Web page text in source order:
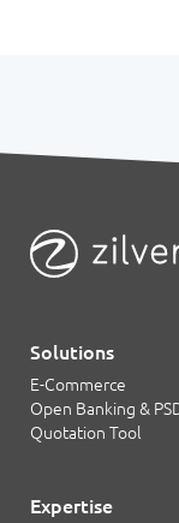
Solutions
E-Commerce
Open Banking &
Quotation Tool
Expertise